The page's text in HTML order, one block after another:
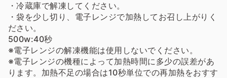
・冷蔵庫で解凍してください。
・袋を少し切り、電子レンジで加熱してお召し上がりく
ださい。
500w:40秒
※電子レンジの解凍機能は使用しないでください。
※電子レンジの機種によって加熱時間に多少の誤差があ
ります。加熱不足の場合は10秒単位での再加熱をおすす